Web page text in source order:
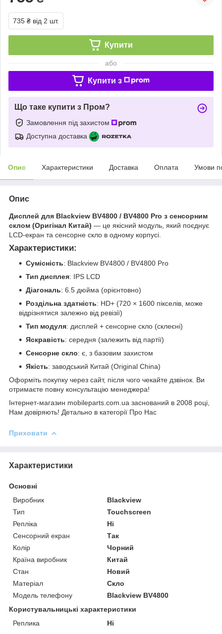
735 ₴ від 2 шт.
Купити
або
Купити з
Що таке купити з Пром?
Замовлення під захистом
Доступна доставка
Опис Характеристики Доставка Оплата Умови
Опис
Дисплей для Blackview BV4800 / BV4800 Pro з сенсорним
склом (Оригінал Китай) — це якісний модуль, який поєднує
LCD-екран та сенсорне скло в одному корпусі.
Характеристики:
Сумісність: Blackview BV4800 / BV4800 Pro
Тип дисплея: IPS LCD
Діагональ: 6.5 дюйма (орієнтовно)
Роздільна здатність: HD+ (720 × 1600 пікселів, може
відрізнятися залежно від ревізії)
Тип модуля: дисплей + сенсорне скло (склеєні)
Яскравість: середня (залежить від партії)
Сенсорне скло: є, з базовим захистом
Якість: заводський Китай (Original China)
Оформіть покупку через сайт, після чого чекайте дзвінок. Ви
отримаєте повну консультацію менеджера!
Інтернет-магазин mobileparts.com.ua заснований в 2008 році,
Нам довіряють! Детально в категорії Про Нас
Приховати
Характеристики
Основні
Виробник
Blackview
Тип
Touchscreen
Репліка
Ні
Сенсорний екран
Так
Колір
Чорний
Країна виробник
Китай
Стан
Новий
Матеріал
Скло
Модель телефону
Blackview BV4800
Користувальницькі характеристики
Реплика
Ні